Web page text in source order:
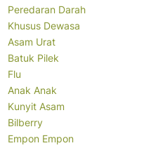
Peredaran Darah
Khusus Dewasa
Asam Urat
Batuk Pilek
Flu
Anak Anak
Kunyit Asam
Bilberry
Empon Empon